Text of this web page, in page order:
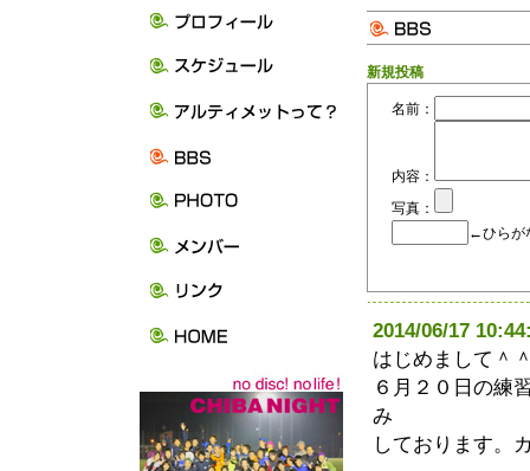
新規投稿
名前：
内容：
写真：
←ひらが
2014/06/17
はじめまして＾
６月２０日の練
み
しております。